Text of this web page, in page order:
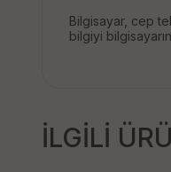
Bilgisayar, cep
bilgiyi
İLGİLİ